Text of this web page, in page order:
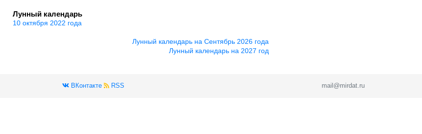
Лунный календарь
10 октября 2022 года
Лунный календарь на Сентябрь 2026 года
Лунный календарь на 2027 год
ВКонтакте RSS mail@mirdat.ru